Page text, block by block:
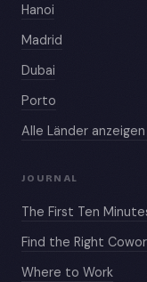
Hanoi
Madrid
Dubai
Porto
Alle Länder
JOURNAL
The First Ten
Find the Right
Where to Work